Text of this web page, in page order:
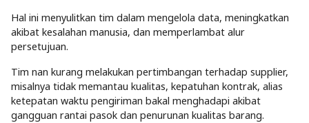
Hal ini menyulitkan tim dalam mengelola data, meningkatkan
akibat kesalahan manusia, dan memperlambat alur
persetujuan.
Tim nan kurang melakukan pertimbangan terhadap supplier,
misalnya tidak memantau kualitas, kepatuhan kontrak, alias
ketepatan waktu pengiriman bakal menghadapi akibat
gangguan rantai pasok dan penurunan kualitas barang.